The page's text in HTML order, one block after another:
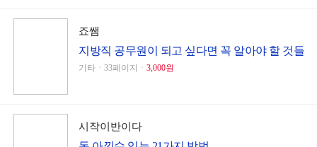
죠쌤
지방직 공무원이 되고 싶다면 꼭 알아야 할 것들
기타ㆍ33페이지ㆍ 3,000원
시작이반이다